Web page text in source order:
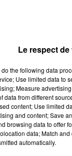
Le respect
do the following data
Use limited data to
Measure
data from different
content; Use limited
and content; Save
browsing data to offer
data; Match
automatically.